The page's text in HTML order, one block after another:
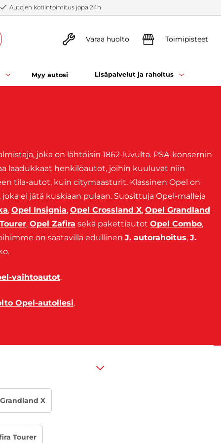
Autojen kotiintoimitus jopa 24h
Varaa huolto Toimipisteet
Myy autosi Lisäpalvelut ja rahoitus
joka on lähtöisin 1862-luvulta. PSA-konsernin
laadukkaat henkilöautot, joihin kuuluvat niin
tila-autot, kuin citymaasturit. Klassinen Opel on
ei jätä kuskiaan pulaan. Suosittuja Opel-malleja
, Opel Insignia, Opel Crossland X, Opel Grandland
, Opel Zafira sekä pakettiautot Opel Combo,
on saatavilla edullinen J. autorahoitus, J.
vaihtoautot.
Opel-autollesi.
Grandland X
Tourer